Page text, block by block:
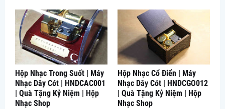
Hộp Nhạc Trong Suốt | Máy
Nhạc Dây Cót | HNDCAC001
| Quà Tặng Kỷ Niệm | Hộp
Nhạc Shop
Hộp Nhạc Cổ Điển | Máy
Nhạc Dây Cót | HNDCGO012
| Quà Tặng Kỷ Niệm | Hộp
Nhạc Shop